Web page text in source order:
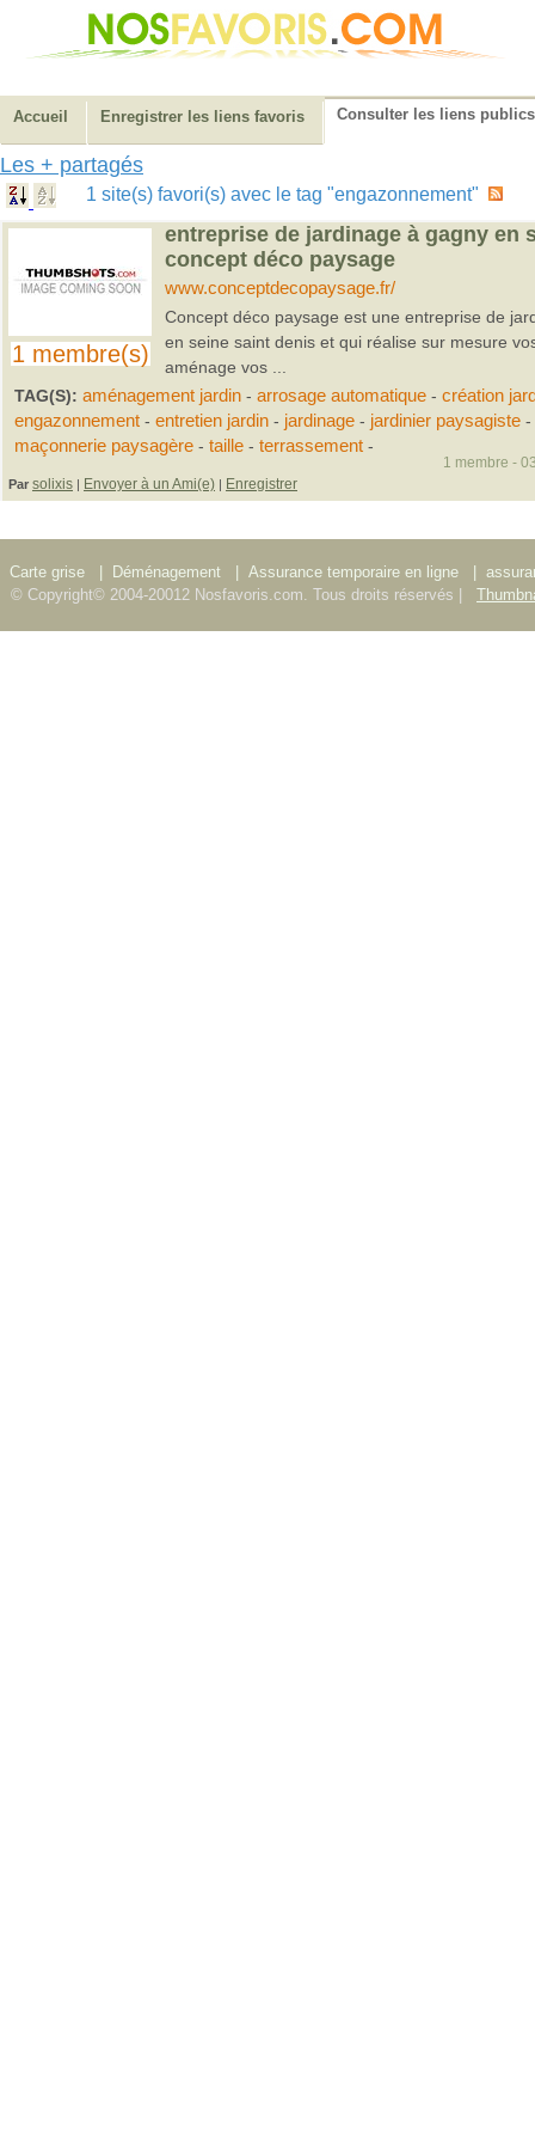
Accueil Enregistrer les liens favoris Consulter les liens publics
Les + partagés
1 site(s) favori(s) avec le tag "engazonnement"
1 membre(s)
entreprise de jardinage à gagny en
concept déco paysage
www.conceptdecopaysage.fr/
Concept déco paysage est une entreprise de
en seine saint denis et qui réalise sur mesure
aménage vos ...
TAG(S): aménagement jardin - arrosage automatique - création
engazonnement - entretien jardin - jardinage - jardinier paysagiste -
maçonnerie paysagère - taille - terrassement -
Par solixis | Envoyer à un Ami(e) | Enregistrer
1 membre -
Carte grise Déménagement Assurance temporaire en ligne
© Copyright© 2004-20012 Nosfavoris.com. Tous droits réservés |